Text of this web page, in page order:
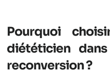
Pourquoi
diététicien
reconversion ?